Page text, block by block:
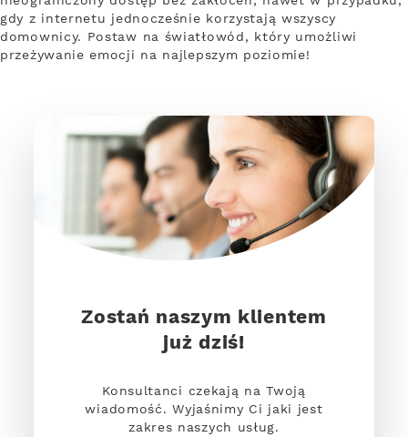
gdy z internetu jednocześnie korzystają wszyscy
domownicy. Postaw na światłowód, który umożliwi
przeżywanie emocji na najlepszym poziomie!
Zostań naszym klientem
już dziś!
Konsultanci czekają na Twoją
wiadomość. Wyjaśnimy Ci jaki jest
zakres naszych usług.